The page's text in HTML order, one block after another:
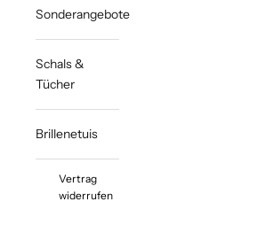
Sonderangebote
Schals &
Tücher
Brillenetuis
Vertrag
widerrufen